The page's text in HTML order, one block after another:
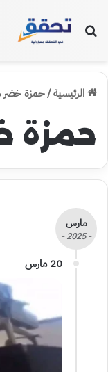
بحث عن
الرئيسية/حمزة خضر
حمزة
مارس
- 2025 -
20 مارس